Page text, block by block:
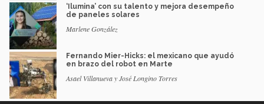
‘Ilumina’ con su talento y mejora desempeño
de paneles solares
Marlene González
Fernando Mier-Hicks: el mexicano que ayudó
en brazo del robot en Marte
Asael Villanueva y José Longino Torres